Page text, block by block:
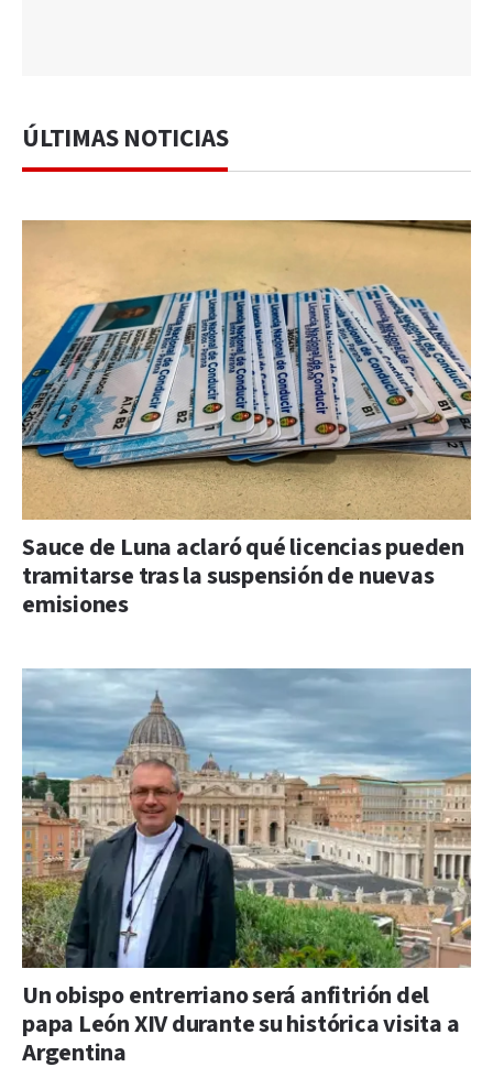
ÚLTIMAS NOTICIAS
Sauce de Luna aclaró qué licencias pueden
tramitarse tras la suspensión de nuevas
emisiones
Un obispo entrerriano será anfitrión del
papa León XIV durante su histórica visita a
Argentina